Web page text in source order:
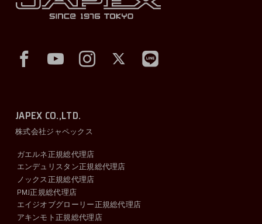
JAPEX CO.,LTD.
株式会社ジャペックス
ガエルネ正規総代理店
エンデュリスタン正規総代理店
ノックス正規総代理店
PMJ正規総代理店
エイジオブグローリー正規総代理店
アキンモト正規総代理店